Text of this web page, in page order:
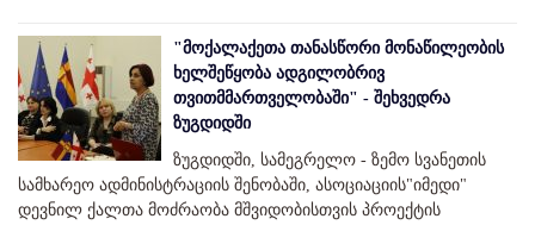
"მოქალაქეთა თანასწორი მონაწილეობის
ხელშეწყობა ადგილობრივ
თვითმმართველობაში" - შეხვედრა
ზუგდიდში
ზუგდიდში, სამეგრელო - ზემო სვანეთის
სამხარეო ადმინისტრაციის შენობაში, ასოციაციის"იმედი"
დევნილ ქალთა მოძრაობა მშვიდობისთვის პროექტის